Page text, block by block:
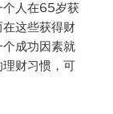
个人在65岁获
这些获得财
成功因素就
财习惯，可